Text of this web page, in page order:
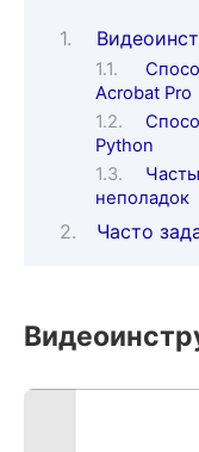
Acrobat Pro
Python
неполадок
Часто